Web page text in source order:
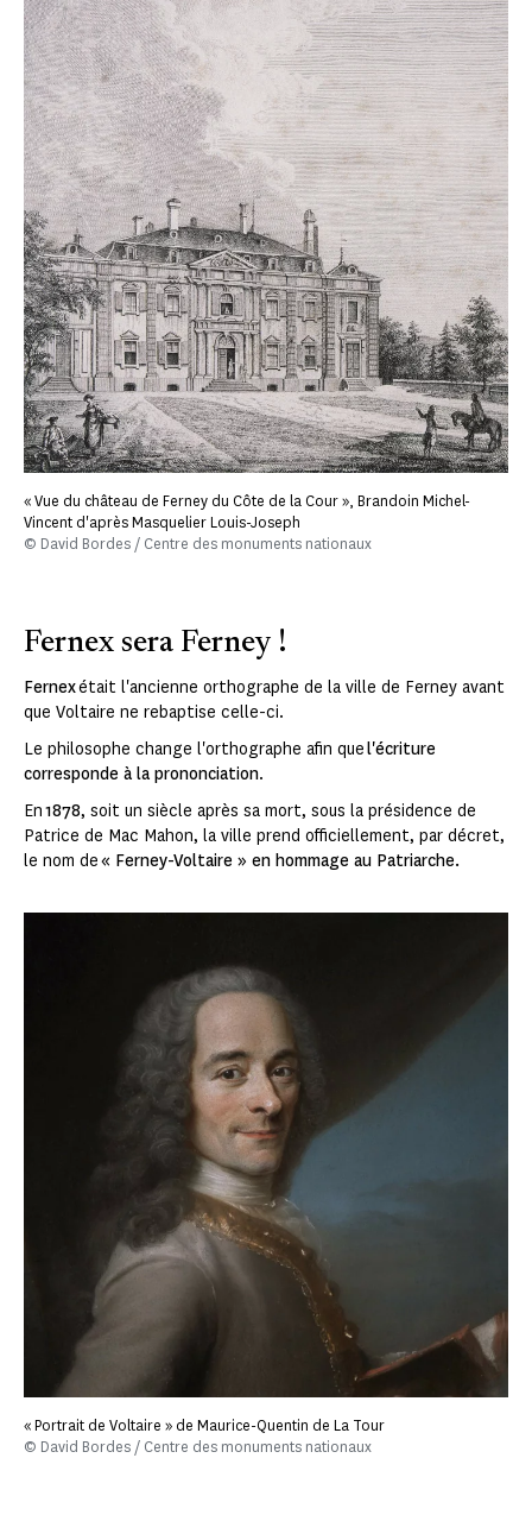
« Vue du château de Ferney du Côte de la Cour », Brandoin Michel-
Vincent d'après Masquelier Louis-Joseph
© David Bordes / Centre des monuments nationaux
Fernex sera Ferney !
Fernexétait l'ancienne orthographe de la ville de Ferney avant
que Voltaire ne rebaptise celle-ci.
Le philosophe change l'orthographe afin quel'écriture
corresponde à la prononciation.
En1878, soit un siècle après sa mort, sous la présidence de
Patrice de Mac Mahon, la ville prend officiellement, par décret,
le nom de« Ferney-Voltaire » en hommage au Patriarche.
« Portrait de Voltaire » de Maurice-Quentin de La Tour
© David Bordes / Centre des monuments nationaux